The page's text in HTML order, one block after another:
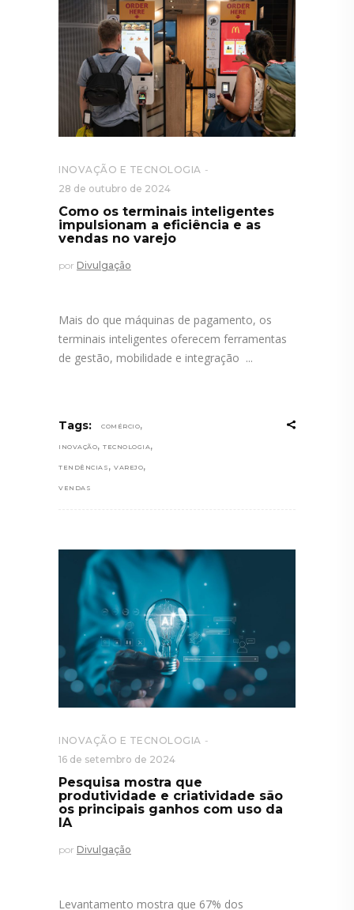
INOVAÇÃO E TECNOLOGIA
28 de outubro de 2024
Como os terminais inteligentes
impulsionam a eficiência e as
vendas no varejo
por Divulgação
Mais do que máquinas de pagamento, os
terminais inteligentes oferecem ferramentas
de gestão, mobilidade e integração
Tags: COMÉRCIO,
INOVAÇÃO, TECNOLOGIA ,
TENDÊNCIAS , VAREJO,
VENDAS
INOVAÇÃO E TECNOLOGIA
16 de setembro de 2024
Pesquisa mostra que
produtividade e criatividade são
os principais ganhos com uso da
IA
por Divulgação
Levantamento mostra que 67% dos